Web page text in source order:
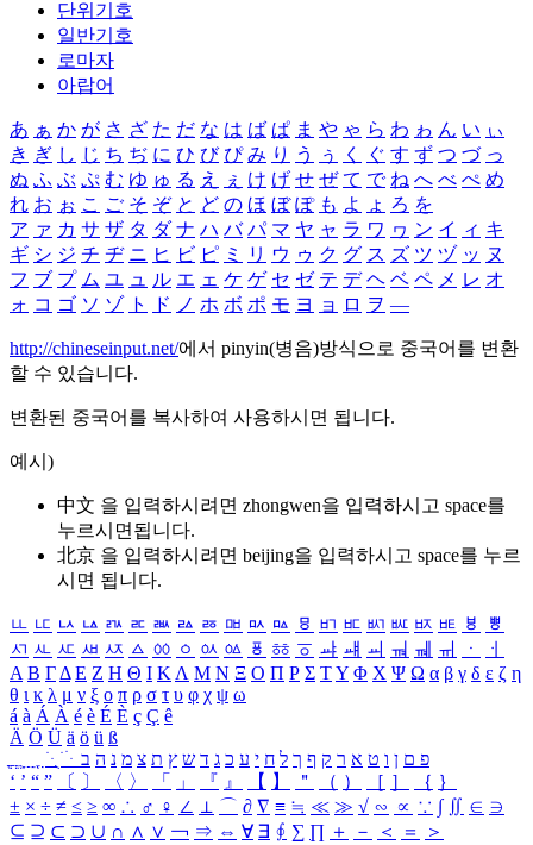
단위기호
일반기호
로마자
아랍어
あ ぁ か が さ ざ た だ な は ば ぱ ま や ゃ ら わ ゎ ん い ぃ
き ぎ し じ ち ぢ に ひ び ぴ み り う ぅ く ぐ す ず つ づ っ
ぬ ふ ぶ ぷ む ゆ ゅ る え ぇ け げ せ ぜ て で ね へ べ ぺ め
れ お ぉ こ ご そ ぞ と ど の ほ ぼ ぽ も よ ょ ろ を
ア ァ カ サ ザ タ ダ ナ ハ バ パ マ ヤ ャ ラ ワ ヮ ン イ ィ キ
ギ シ ジ チ ヂ ニ ヒ ビ ピ ミ リ ウ ゥ ク グ ス ズ ツ ヅ ッ ヌ
フ ブ プ ム ユ ュ ル エ ェ ケ ゲ セ ゼ テ デ ヘ ベ ペ メ レ オ
ォ コ ゴ ソ ゾ ト ド ノ ホ ボ ポ モ ヨ ョ ロ ヲ ―
http://chineseinput.net/에서 pinyin(병음)방식으로 중국어를 변환
할 수 있습니다.
변환된 중국어를 복사하여 사용하시면 됩니다.
예시)
中文 을 입력하시려면 zhongwen을 입력하시고 space를
누르시면됩니다.
北京 을 입력하시려면 beijing을 입력하시고 space를 누르
시면 됩니다.
ㅥ ㅦ ㅧ ㅨ ㅩ ㅪ ㅫ ㅬ ㅭ ㅮ ㅯ ㅰ ㅱ ㅲ ㅳ ㅴ ㅵ ㅶ ㅷ ㅸ
ㅹ
ㅺ ㅻ ㅼ ㅽ ㅾ ㅿ ㆀ ㆁ ㆂ ㆃ ㆄ ㆅ ㆆ ㆇ ㆈ ㆉ ㆊ ㆋ ㆌ ㆍ
ㆎ
Α Β ΓΔ Ε Ζ Η Θ Ι ΚΛ Μ Ν Ξ Ο Π Ρ Σ ΤΥ Φ Χ Ψ Ω α β γ δ ε ζ η
θ ι κ λ μ ν ξ ο π ρ σ τ υ φ χ ψ ω
á à Á À é è É È ç Ç ê
Ä Ö Ü ä ö ü ß
ִֶֹ ֻּ ׁׂ פ ם ן ו ט א ר ק ף ך ל ח י ע כ ג ד ש ץ ת צ מ נ ה ב
‘ ’ “ ” 〔 〕 〈 〉 「 」 『 』 【 】 ＂ （ ） ［ ］ ｛ ｝
± × ÷ ≠ ≤ ≥ ∞ ∴ ♂ ♀ ∠ ⊥ ⌒ ∂ ∇ ≡ ≒ ≪ ≫ √ ∽ ∝ ∵ ∫ ∬ ∈ ∋
⊆ ⊇ ⊂ ⊃ ∪ ∩ ∧ ∨ ￢ ⇒ ⇔ ∀ ∃ ∮ ∑ ∏ ＋ － ＜ ＝
＞